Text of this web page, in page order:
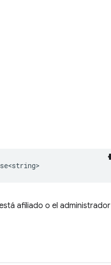
afiliado o el administrador